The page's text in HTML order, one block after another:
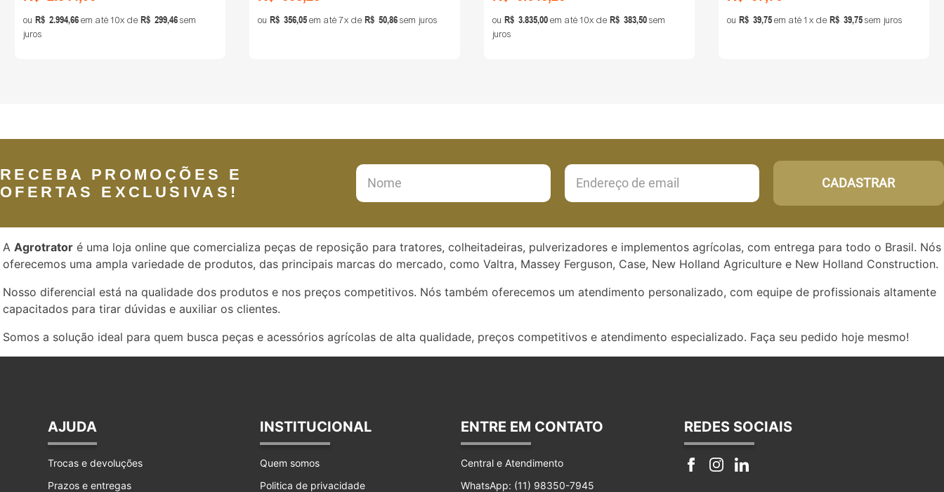
ou R$ 2.994,66em até10 de R$ 299,46sem
juros
ou R$ 356,05em até7 de R$ 50,86sem juros ou R$ 3.835,00em até10 de R$ 383,50sem
juros
ou R$ 39,75em até1 de R$ 39,75sem juros
RECEBA PROMOÇÕES E
OFERTAS EXCLUSIVAS!
CADASTRAR
A Agrotrator é uma loja online que comercializa peças de reposição para tratores, colheitadeiras, pulverizadores e implementos agrícolas, com entrega para todo o Brasil. Nós
oferecemos uma ampla variedade de produtos, das principais marcas do mercado, como Valtra, Massey Ferguson, Case, New Holland Agriculture e New Holland Construction.
Nosso diferencial está na qualidade dos produtos e nos preços competitivos. Nós também oferecemos um atendimento personalizado, com equipe de profissionais altamente
capacitados para tirar dúvidas e auxiliar os clientes.
Somos a solução ideal para quem busca peças e acessórios agrícolas de alta qualidade, preços competitivos e atendimento especializado. Faça seu pedido hoje mesmo!
AJUDA
Trocas e devoluções
Prazos e entregas
INSTITUCIONAL
Quem somos
Politica de privacidade
ENTRE EM CONTATO
Central e Atendimento
WhatsApp: (11) 98350-7945
REDES SOCIAIS